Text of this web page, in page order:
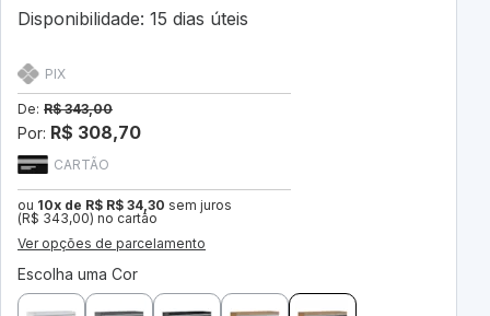
Disponibilidade: 15 dias úteis
CARTÃO
ou 10x de R$ R$ 34,30 sem juros
(R$ 343,00) no cartão
Ver opções de parcelamento
PIX
De: R$ 343,00
Por: R$ 308,70
Escolha uma Cor